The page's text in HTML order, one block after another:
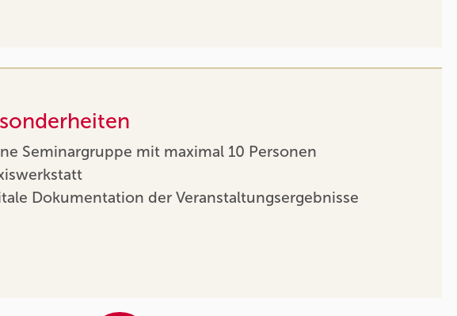
Seminargruppe mit maximal 10 Personen
Dokumentation der Veranstaltungsergebnisse